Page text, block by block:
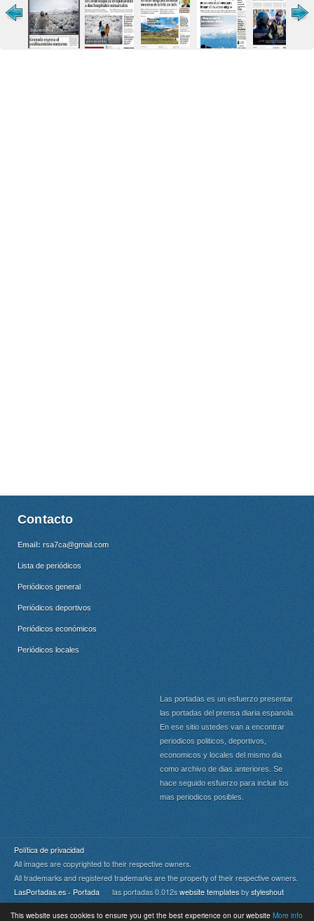
This website uses cookies to ensure you get the best experience on our website More info
Contacto
Email: rsa7ca@gmail.com
Lista de periódicos
Periódicos general
Periódicos deportivos
Periódicos económicos
Periódicos locales
Las portadas es un esfuerzo presentar
las portadas del prensa diaria espanola.
En ese sitio ustedes van a encontrar
periodicos politicos, deportivos,
economicos y locales del mismo dia
como archivo de dias anteriores. Se
hace seguido esfuerzo para incluir los
mas periodicos posibles.
Política de privacidad
All images are copyrighted to their respective owners.
All trademarks and registered trademarks are the property of their respective owners.
LasPortadas.es - Portada las portadas 0.012swebsite templates by styleshout